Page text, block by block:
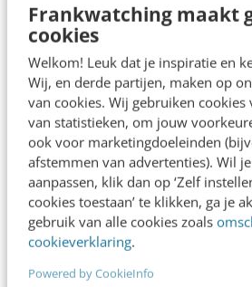
Frankwatching maakt
cookies
Welkom! Leuk dat je inspiratie en
Wij, en derde partijen, maken op
van cookies. Wij gebruiken
van statistieken, om jouw
ook voor marketingdoeleinden
afstemmen van advertenties). Wil
aanpassen, klik dan op ‘Zelf
cookies toestaan’ te klikken, ga je
gebruik van alle cookies zoals
cookieverklaring.
Powered by CookieInfo
Seobility
Seobilityis een goede gratis
Het laat je zien welke
beschrijvingen missen of
het geeft ook informatie over
interne linkstructuur en
contentproblemen. Het heeft
beperkingen (want voor niks